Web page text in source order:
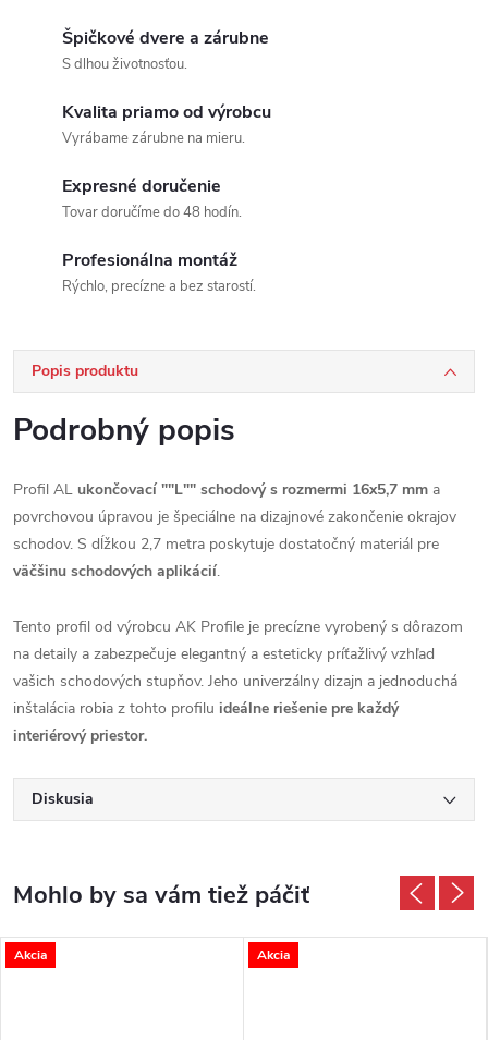
Špičkové dvere a zárubne
S dlhou životnosťou.
Kvalita priamo od výrobcu
Vyrábame zárubne na mieru.
Expresné doručenie
Tovar doručíme do 48 hodín.
Profesionálna montáž
Rýchlo, precízne a bez starostí.
Popis produktu
Podrobný popis
Profil AL ukončovací ""L"" schodový s rozmermi 16x5,7 mm a
povrchovou úpravou je špeciálne na dizajnové zakončenie okrajov
schodov. S dĺžkou 2,7 metra poskytuje dostatočný materiál pre
väčšinu schodových aplikácií.
Tento profil od výrobcu AK Profile je precízne vyrobený s dôrazom
na detaily a zabezpečuje elegantný a esteticky príťažlivý vzhľad
vašich schodových stupňov. Jeho univerzálny dizajn a jednoduchá
inštalácia robia z tohto profilu ideálne riešenie pre každý
interiérový priestor.
Diskusia
Akcia Akcia